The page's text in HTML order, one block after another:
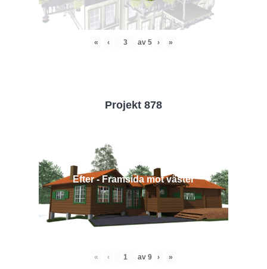
« ‹ av 5 › »
Projekt 878
Efter - Framsida mot väster
« ‹ av 9 › »